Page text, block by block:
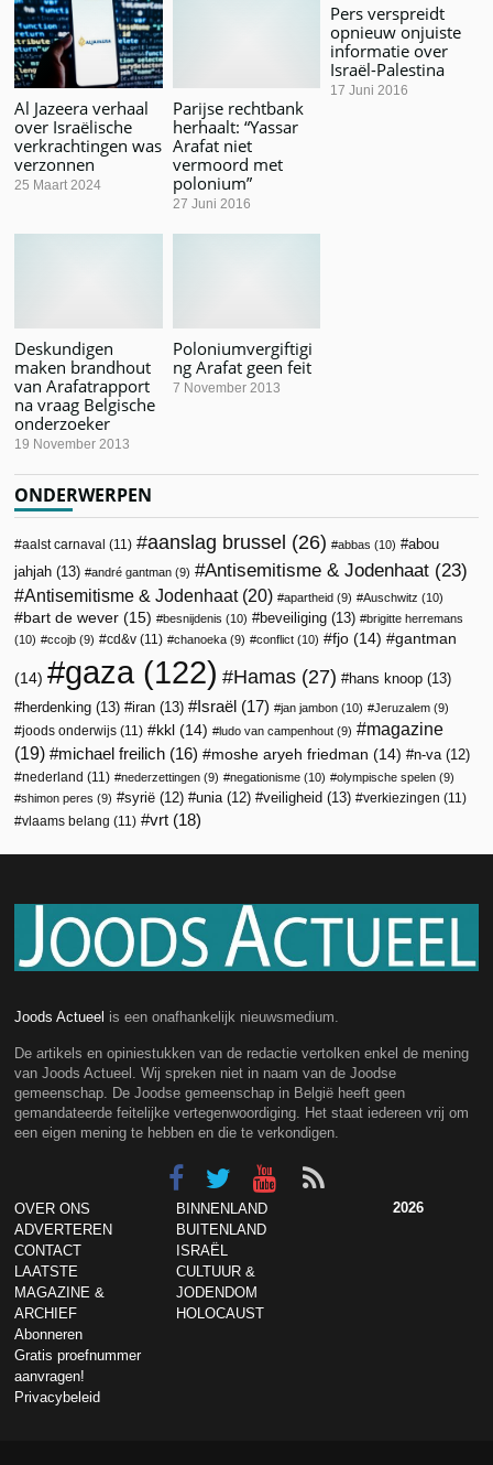
Al Jazeera verhaal
over Israëlische
verkrachtingen was
verzonnen
25 Maart 2024
Parijse rechtbank
herhaalt: “Yassar
Arafat niet
vermoord met
polonium”
27 Juni 2016
Pers verspreidt
opnieuw onjuiste
informatie over
Israël-Palestina
17 Juni 2016
Deskundigen
maken brandhout
van Arafatrapport
na vraag Belgische
onderzoeker
19 November 2013
Poloniumvergiftigi
ng Arafat geen feit
7 November 2013
ONDERWERPEN
aalst carnaval (11) aanslag brussel (26) abbas (10)
abou
jahjah (13) andré gantman (9) Antisemitisme & Jodenhaat (23)
Antisemitisme & Jodenhaat(20) apartheid (9) Auschwitz (10)
bart de wever (15) besnijdenis (10) beveiliging (13)
brigitte herremans
(10)
ccojb (9) cd&v (11) chanoeka (9) conflict (10) fjo (14) gantman
(14) gaza(122) Hamas (27) hans knoop (13)
herdenking (13) iran (13) Israël (17) jan jambon (10) Jeruzalem (9)
joods onderwijs (11) kkl (14) ludo van campenhout (9)
magazine
(19)
michael freilich (16) moshe aryeh friedman (14) n-va(12)
nederland (11) nederzettingen (9) negationisme (10) olympische spelen (9)
shimon peres (9) syrië (12) unia(12) veiligheid (13) verkiezingen (11)
vlaams belang (11) vrt (18)
Joods Actueel is een onafhankelijk nieuwsmedium.
De artikels en opiniestukken van de redactie vertolken enkel de mening
van Joods Actueel. Wij spreken niet in naam van de Joodse
gemeenschap. De Joodse gemeenschap in België heeft geen
gemandateerde feitelijke vertegenwoordiging. Het staat iedereen vrij om
een eigen mening te hebben en die te verkondigen.
OVER ONS
ADVERTEREN
CONTACT
LAATSTE
MAGAZINE &
ARCHIEF
Abonneren
Gratis proefnummer
aanvragen!
Privacybeleid
BINNENLAND
BUITENLAND
ISRAËL
CULTUUR &
JODENDOM
HOLOCAUST
2026